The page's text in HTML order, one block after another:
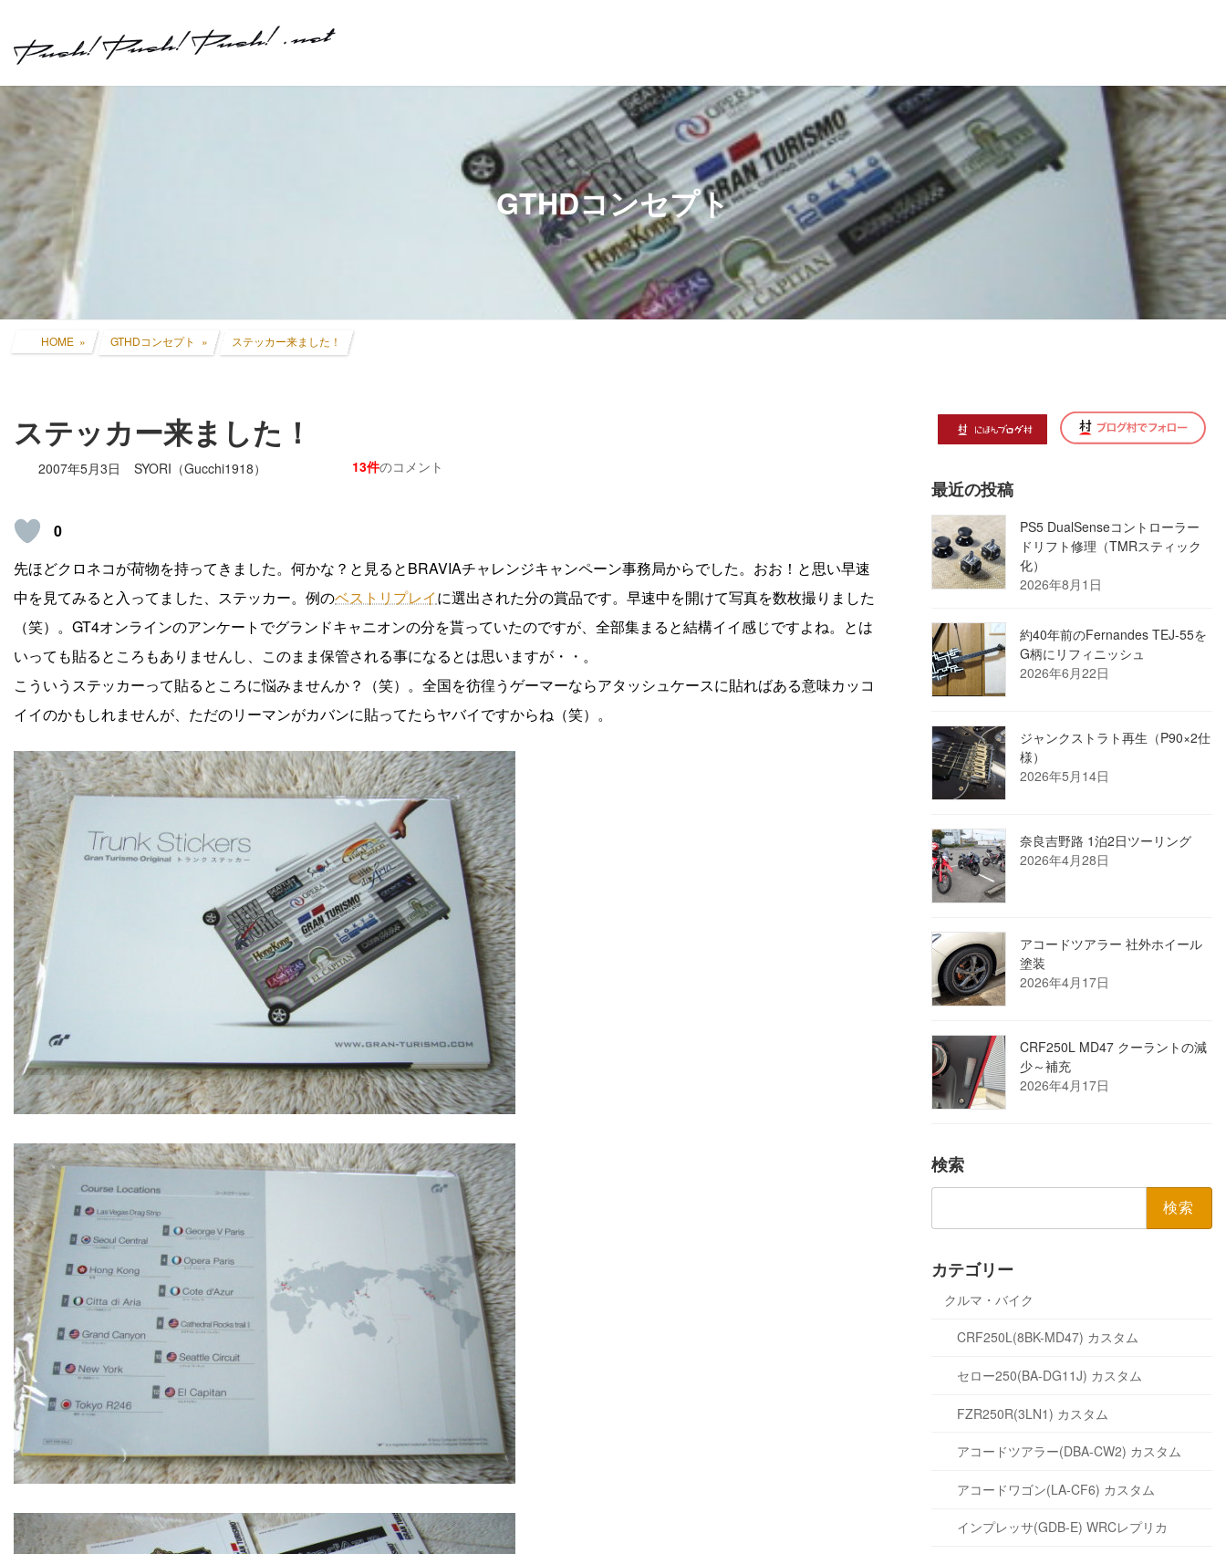
ス
ッ
プ
ン
移
動
GTHDコンセプト
HOME GTHDコンセプト ステッカー来ました！
ステッカー来ました！
2007年5月3日 SYORI（Gucchi1918） 13件のコメント
0
先ほどクロネコが荷物を持ってきました。何かな？と見るとBRAVIAチャレンジキャンペーン事務局からでした。おお！と思い早速
中を見てみると入ってました、ステッカー。例のベストリプレイに選出された分の賞品です。早速中を開けて写真を数枚撮りました
（笑）。GT4オンラインのアンケートでグランドキャニオンの分を貰っていたのですが、全部集まると結構イイ感じですよね。とは
いっても貼るところもありませんし、このまま保管される事になるとは思いますが・・。
こういうステッカーって貼るところに悩みませんか？（笑）。全国を彷徨うゲーマーならアタッシュケースに貼ればある意味カッコ
イイのかもしれませんが、ただのリーマンがカバンに貼ってたらヤバイですからね（笑）。
最近の投稿
PS5 DualSenseコントローラー
ドリフト修理（TMRスティック
化）
2026年8月1日
約40年前のFernandes TEJ-55を
G柄にリフィニッシュ
2026年6月22日
ジャンクストラト再生（P90×2仕
様）
2026年5月14日
奈良吉野路 1泊2日ツーリング
2026年4月28日
アコードツアラー 社外ホイール
塗装
2026年4月17日
CRF250L MD47 クーラントの減
少～補充
2026年4月17日
検索
カテゴリー
クルマ・バイク
CRF250L(8BK-MD47) カスタム
セロー250(BA-DG11J) カスタム
FZR250R(3LN1) カスタム
アコードツアラー(DBA-CW2) カスタム
アコードワゴン(LA-CF6) カスタム
インプレッサ(GDB-E) WRCレプリカ